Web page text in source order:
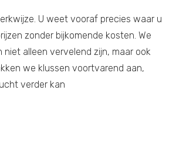
U weet vooraf precies waar u
zonder bijkomende kosten. We
alleen vervelend zijn, maar ook
we klussen voortvarend aan,
verder kan